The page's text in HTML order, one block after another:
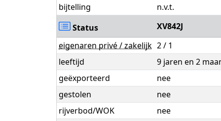
bijtelling
n.v.t.
Status
XV842J
eigenaren privé / zakelijk 2 / 1
leeftijd
9 jaren en 2
geëxporteerd
nee
gestolen
nee
rijverbod/WOK
nee